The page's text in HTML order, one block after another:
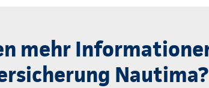
mehr
Nautima?